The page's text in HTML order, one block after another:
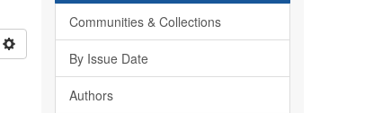
Communities & Collections
By Issue Date
Authors